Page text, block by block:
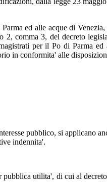
ed alle acque di
2, comma 3, del decreto
per il Po di Parma
in conformita' alle
pubblico, si applicano
indennita'.
utilita', di cui al